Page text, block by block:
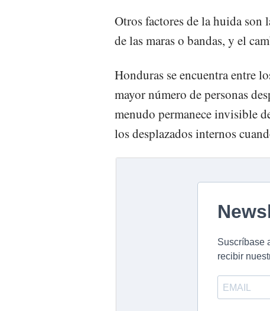
Otros factores de la huida
de las maras o bandas, y el
Honduras se encuentra entre
mayor número de personas
menudo permanece invisible
los desplazados internos